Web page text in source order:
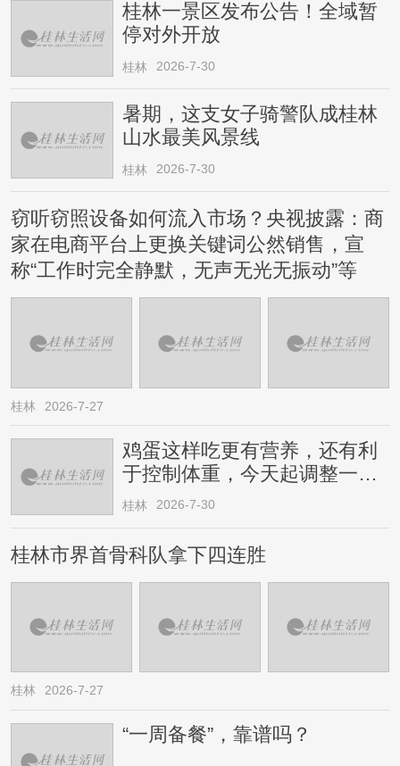
桂林一景区发布公告！全域暂
停对外开放
桂林 2026-7-30
暑期，这支女子骑警队成桂林
山水最美风景线
桂林 2026-7-30
窃听窃照设备如何流入市场？央视披露：商
家在电商平台上更换关键词公然销售，宣
称“工作时完全静默，无声无光无振动”等
桂林 2026-7-27
鸡蛋这样吃更有营养，还有利
于控制体重，今天起调整一下
→
桂林 2026-7-30
桂林市界首骨科队拿下四连胜
桂林 2026-7-27
“一周备餐”，靠谱吗？